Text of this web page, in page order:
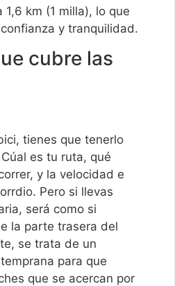
km (1 milla), lo que
y tranquilidad.
cubre las
tienes que tenerlo
es tu ruta, qué
y la velocidad e
Pero si llevas
será como si
la parte trasera del
se trata de un
para que
que se acercan por